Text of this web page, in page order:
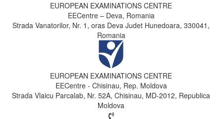
EUROPEAN EXAMINATIONS CENTRE
EECentre – Deva, Romania
Strada Vanatorilor, Nr. 1, oras Deva Judet Hunedoara, 330041,
Romania
EUROPEAN EXAMINATIONS CENTRE
EECentre - Chisinau, Rep. Moldova
Strada Vlaicu Parcalab, Nr. 52A, Chisinau, MD-2012, Republica
Moldova